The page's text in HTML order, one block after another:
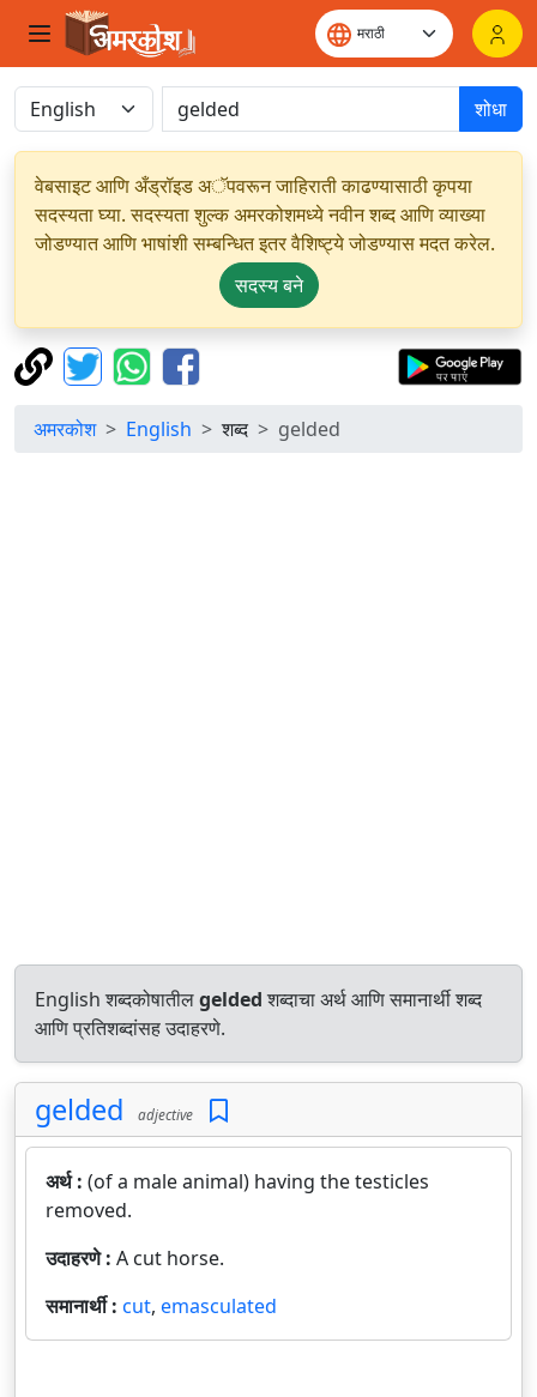
शोधा
वेबसाइट आणि अँड्रॉइड अॅपवरून जाहिराती काढण्यासाठी कृपया
सदस्यता घ्या. सदस्यता शुल्क अमरकोशमध्ये नवीन शब्द आणि व्याख्या
जोडण्यात आणि भाषांशी सम्बन्धित इतर वैशिष्ट्ये जोडण्यास मदत करेल.
सदस्य बने
अमरकोश English शब्द gelded
English शब्दकोषातीलgeldedशब्दाचा अर्थ आणि समानार्थी शब्द
आणि प्रतिशब्दांसह उदाहरणे.
gelded adjective
अर्थ : (of a male animal) having the testicles
removed.
उदाहरणे : A cut horse.
समानार्थी : cut, emasculated